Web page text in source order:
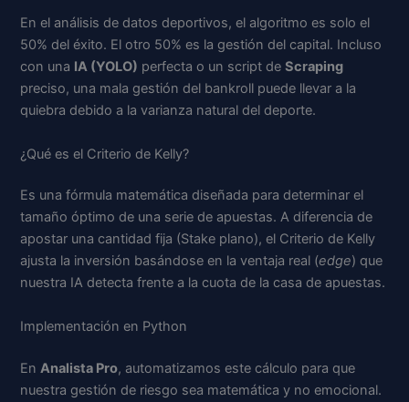
En el análisis de datos deportivos, el algoritmo es solo el
50% del éxito. El otro 50% es la gestión del capital. Incluso
con una IA (YOLO) perfecta o un script deScraping
preciso, una mala gestión del bankroll puede llevar a la
quiebra debido a la varianza natural del deporte.
¿Qué es el Criterio de Kelly?
Es una fórmula matemática diseñada para determinar el
tamaño óptimo de una serie de apuestas. A diferencia de
apostar una cantidad fija (Stake plano), el Criterio de Kelly
ajusta la inversión basándose en la ventaja real (edge) que
nuestra IA detecta frente a la cuota de la casa de apuestas.
Implementación en Python
EnAnalista Pro, automatizamos este cálculo para que
nuestra gestión de riesgo sea matemática y no emocional.